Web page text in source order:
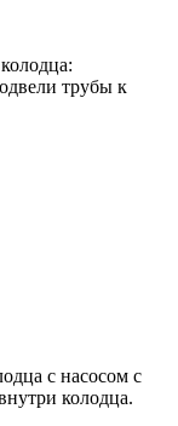
трубы к
с насосом с
колодца.